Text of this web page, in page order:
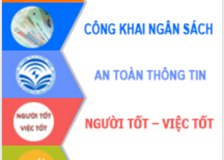
Tập huấn ứng dụng trí tuệ nhân tạo (AI)
trong thương mại điện tử năm 2026
Đoàn đại biểu Quốc hội tỉnh Đắk Lắk
trao đổi thông tin trước Kỳ họp thứ
nhất, Quốc hội khóa XVI
Quyết liệt cải cách hành chính, khơi
thông nguồn lực phát triển
Nâng cao hiệu lực, hiệu quả HĐND
tỉnh thông qua hiện đại hóa hành chính
Xã Ea Phê gắn cải cách hành chính với
chuyển đổi số
Phó Chủ tịch Thường trực UBND tỉnh
Hồ Thị Nguyên Thảo làm việc tại Trung
tâm Phục vụ hành chính công xã Ea